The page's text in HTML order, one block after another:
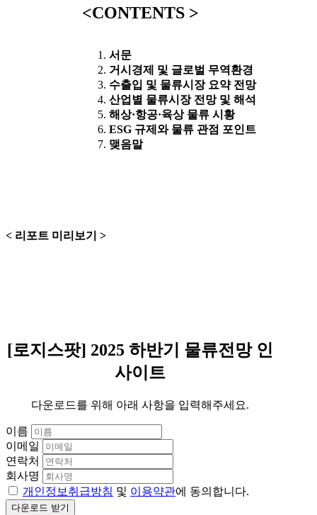
<CONTENTS >
서문
거시경제 및 글로벌 무역환경
수출입 및 물류시장 요약 전망
산업별 물류시장 전망 및 해석
해상·항공·육상 물류 시황
ESG 규제와 물류 관점 포인트
맺음말
< 리포트 미리보기 >
[로지스팟] 2025 하반기 물류전망 인
사이트
다운로드를 위해 아래 사항을 입력해주세요.
이름
이메일
연락처
회사명
개인정보취급방침 및 이용약관에 동의합니다.